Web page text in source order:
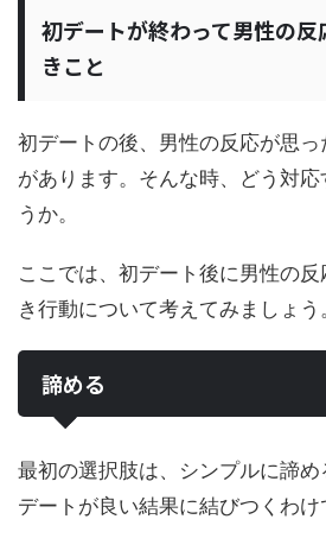
初デートが終わって男性の反
きこと
初デートの後、男性の反応が思っ
があります。そんな時、どう対応
うか。
ここでは、初デート後に男性の
き行動について考えてみましょう
諦める
最初の選択肢は、シンプルに諦
デートが良い結果に結びつくわけ